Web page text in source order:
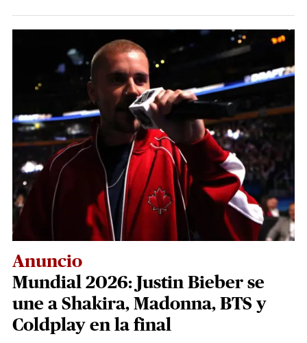
Anuncio
Mundial 2026: Justin Bieber se
une a Shakira, Madonna, BTS y
Coldplay en la final